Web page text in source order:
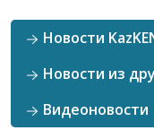
Новости
Новости из
Видеоновости